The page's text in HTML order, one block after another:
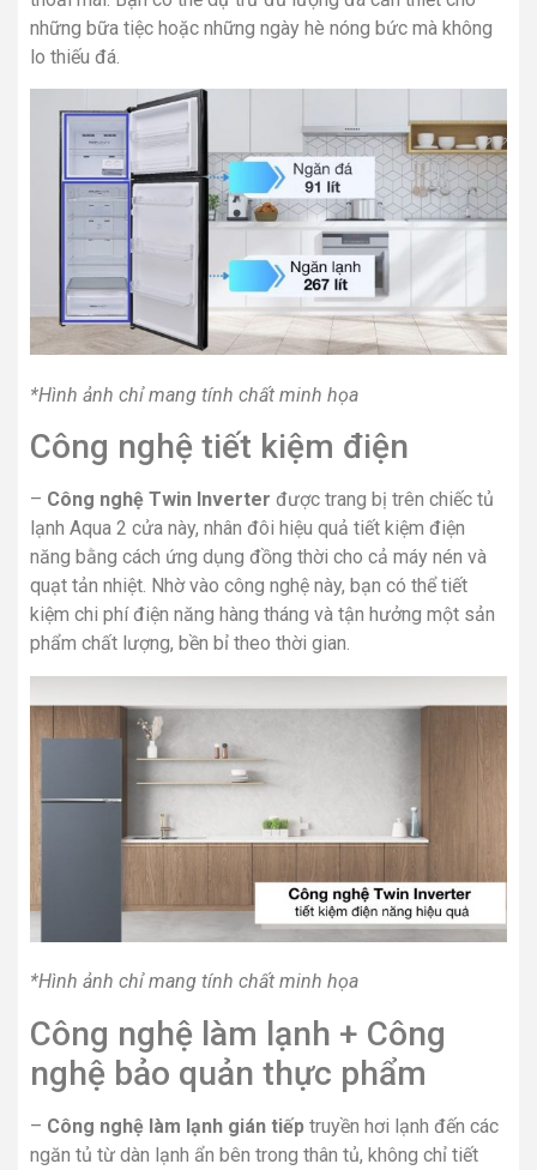
những bữa tiệc hoặc những ngày hè nóng bức mà không
lo thiếu đá.
*Hình ảnh chỉ mang tính chất minh họa
Công nghệ tiết kiệm điện
– Công nghệ Twin Inverter được trang bị trên chiếc tủ
lạnh Aqua 2 cửa này, nhân đôi hiệu quả tiết kiệm điện
năng bằng cách ứng dụng đồng thời cho cả máy nén và
quạt tản nhiệt. Nhờ vào công nghệ này, bạn có thể tiết
kiệm chi phí điện năng hàng tháng và tận hưởng một sản
phẩm chất lượng, bền bỉ theo thời gian.
*Hình ảnh chỉ mang tính chất minh họa
Công nghệ làm lạnh + Công
nghệ bảo quản thực phẩm
– Công nghệ làm lạnh gián tiếp truyền hơi lạnh đến các
ngăn tủ từ dàn lạnh ẩn bên trong thân tủ, không chỉ tiết